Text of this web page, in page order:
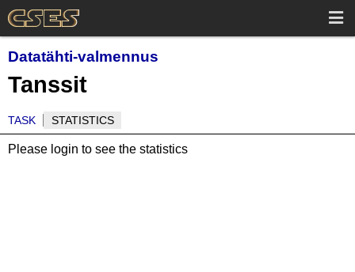
Datatähti-valmennus
Tanssit
TASK STATISTICS
Please login to see the statistics